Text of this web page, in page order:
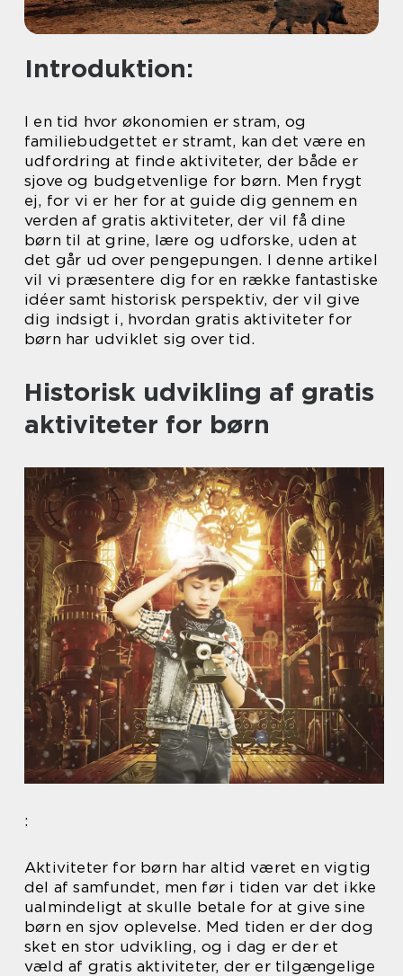
Introduktion:
I en tid hvor økonomien er stram, og
familiebudgettet er stramt, kan det være en
udfordring at finde aktiviteter, der både er
sjove og budgetvenlige for børn. Men frygt
ej, for vi er her for at guide dig gennem en
verden af gratis aktiviteter, der vil få dine
børn til at grine, lære og udforske, uden at
det går ud over pengepungen. I denne artikel
vil vi præsentere dig for en række fantastiske
idéer samt historisk perspektiv, der vil give
dig indsigt i, hvordan gratis aktiviteter for
børn har udviklet sig over tid.
Historisk udvikling af gratis
aktiviteter for børn
:
Aktiviteter for børn har altid været en vigtig
del af samfundet, men før i tiden var det ikke
ualmindeligt at skulle betale for at give sine
børn en sjov oplevelse. Med tiden er der dog
sket en stor udvikling, og i dag er der et
væld af gratis aktiviteter, der er tilgængelige